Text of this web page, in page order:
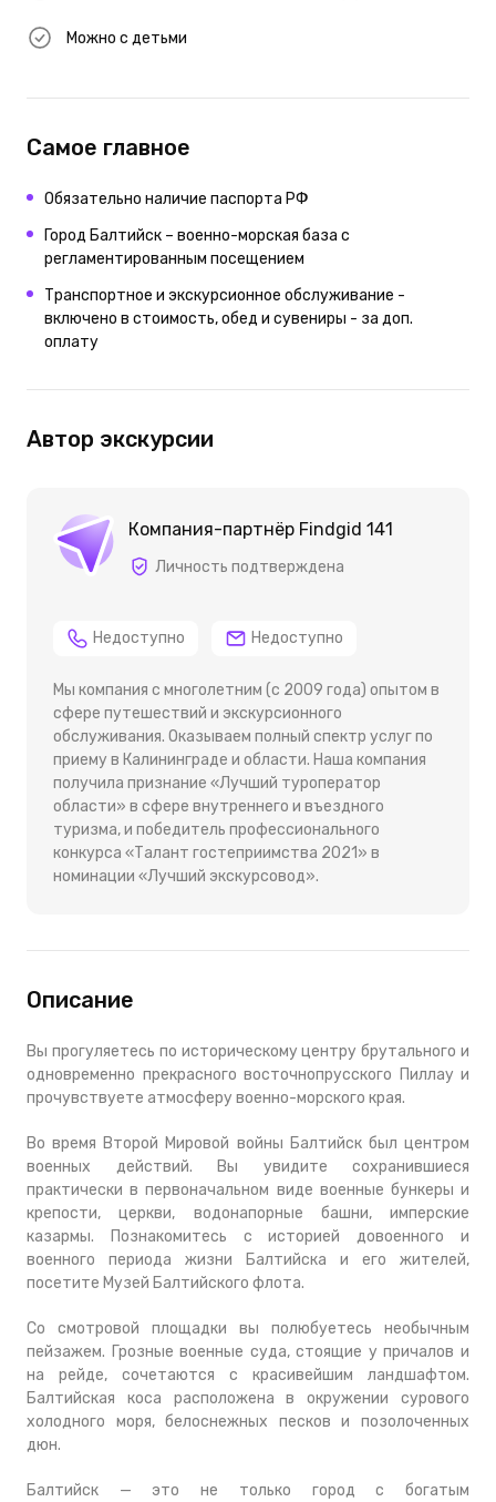
Можно с детьми
Самое главное
Обязательно наличие паспорта РФ
Город Балтийск – военно-морская база с
регламентированным посещением
Транспортное и экскурсионное обслуживание -
включено в стоимость, обед и сувениры - за доп.
оплату
Автор экскурсии
Компания-партнёр Findgid 141
Личность подтверждена
Недоступно Недоступно
Мы компания с многолетним (c 2009 года) опытом в
сфере путешествий и экскурсионного
обслуживания. Оказываем полный спектр услуг по
приему в Калининграде и области. Наша компания
получила признание «Лучший туроператор
области» в сфере внутреннего и въездного
туризма, и победитель профессионального
конкурса «Талант гостеприимства 2021» в
номинации «Лучший экскурсовод».
Описание
Вы прогуляетесь по историческому центру брутального и
одновременно прекрасного восточнопрусского Пиллау и
прочувствуете атмосферу военно-морского края.
Во время Второй Мировой войны Балтийск был центром
военных действий. Вы увидите сохранившиеся
практически в первоначальном виде военные бункеры и
крепости, церкви, водонапорные башни, имперские
казармы. Познакомитесь с историей довоенного и
военного периода жизни Балтийска и его жителей,
посетите Музей Балтийского флота.
Со смотровой площадки вы полюбуетесь необычным
пейзажем. Грозные военные суда, стоящие у причалов и
на рейде, сочетаются с красивейшим ландшафтом.
Балтийская коса расположена в окружении сурового
холодного моря, белоснежных песков и позолоченных
дюн.
Балтийск — это не только город с богатым